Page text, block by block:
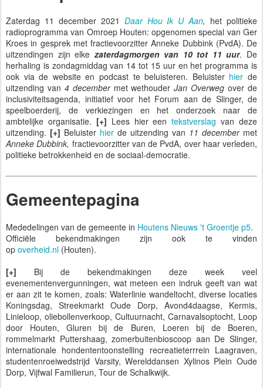
Zaterdag 11 december 2021 Daar Hou Ik U Aan, het politieke
radioprogramma van Omroep Houten: opgenomen special van Ger
Kroes in gesprek met fractievoorzitter Anneke Dubbink (PvdA). De
uitzendingen zijn elke zaterdagmorgen van 10 tot 11 uur. De
herhaling is zondagmiddag van 14 tot 15 uur en het programma is
ook via de website en podcast te beluisteren. Beluister hier de
uitzending van 4 decembermet wethouderJan Overweg over de
inclusiviteitsagenda, initiatief voor het Forum aan de Slinger, de
speelboerderij, de verkiezingen en het onderzoek naar de
ambtelijke organisatie. [+] Lees hier eentekstverslag van deze
uitzending. [+] Beluister hier de uitzending van 11 decembermet
Anneke Dubbink, fractievoorzitter van de PvdA, over haar verleden,
politieke betrokkenheid en de sociaal-democratie.
Gemeentepagina
Mededelingen van de gemeente in Houtens Nieuws 't Groentje p5.
Officiële bekendmakingen zijn ook te vinden
op overheid.nl (Houten).
[+] Bij de bekendmakingen deze week veel
evenementenvergunningen, wat meteen een indruk geeft van wat
er aan zit te komen, zoals: Waterlinie wandeltocht, diverse locaties
Koningsdag, Streekmarkt Oude Dorp, Avond4daagse, Kermis,
Linieloop, oliebollenverkoop, Cultuurnacht, Carnavalsoptocht, Loop
door Houten, Gluren bij de Buren, Loeren bij de Boeren,
rommelmarkt Puttershaag, zomerbuitenbioscoop aan De Slinger,
internationale hondententoonstelling recreatieterrrein Laagraven,
studentenroeiwedstrijd Varsity, Werelddansen Xylinos Plein Oude
Dorp, Vijfwal Familierun, Tour de Schalkwijk.